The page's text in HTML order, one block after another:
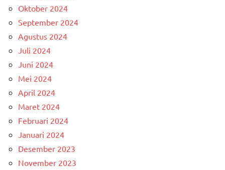
Oktober 2024
September 2024
Agustus 2024
Juli 2024
Juni 2024
Mei 2024
April 2024
Maret 2024
Februari 2024
Januari 2024
Desember 2023
November 2023